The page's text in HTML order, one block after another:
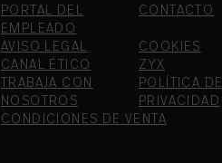
PORTAL DEL
EMPLEADO
CONTACTO
AVISO LEGAL
COOKIES
CANAL ÉTICO
ZYX
TRABAJA CON
NOSOTROS
POLÍTICA DE
PRIVACIDAD
CONDICIONES DE VENTA